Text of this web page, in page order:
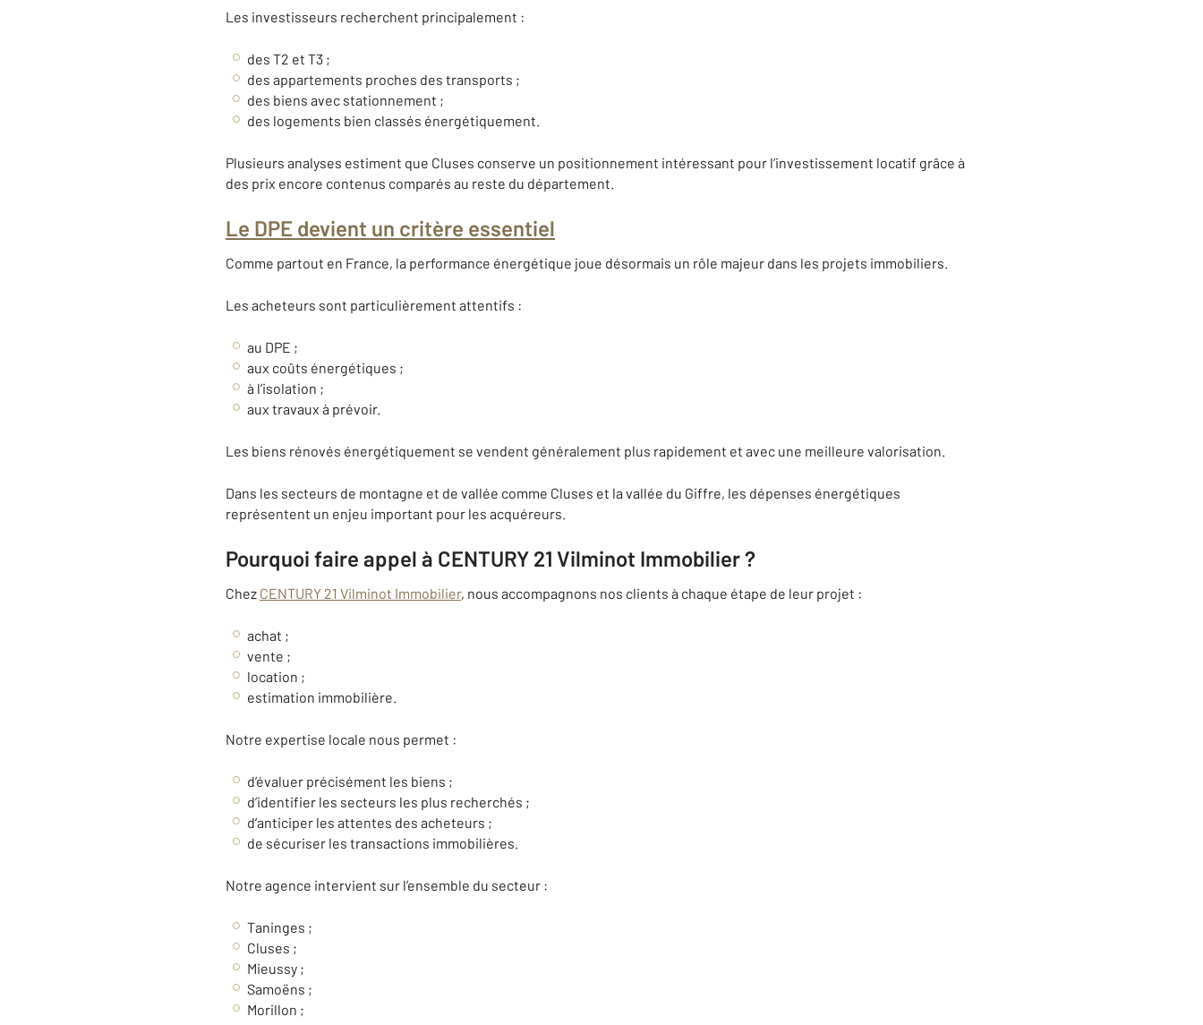
Les investisseurs recherchent principalement :
des T2 et T3 ;
des appartements proches des transports ;
des biens avec stationnement ;
des logements bien classés énergétiquement.
Plusieurs analyses estiment que Cluses conserve un positionnement intéressant pour l’investissement locatif grâce à
des prix encore contenus comparés au reste du département.
Le DPE devient un critère essentiel
Comme partout en France, la performance énergétique joue désormais un rôle majeur dans les projets immobiliers.
Les acheteurs sont particulièrement attentifs :
au DPE ;
aux coûts énergétiques ;
à l’isolation ;
aux travaux à prévoir.
Les biens rénovés énergétiquement se vendent généralement plus rapidement et avec une meilleure valorisation.
Dans les secteurs de montagne et de vallée comme Cluses et la vallée du Giffre, les dépenses énergétiques
représentent un enjeu important pour les acquéreurs.
Pourquoi faire appel à CENTURY 21 Vilminot Immobilier ?
Chez CENTURY 21 Vilminot Immobilier, nous accompagnons nos clients à chaque étape de leur projet :
achat ;
vente ;
location ;
estimation immobilière.
Notre expertise locale nous permet :
d’évaluer précisément les biens ;
d’identifier les secteurs les plus recherchés ;
d’anticiper les attentes des acheteurs ;
de sécuriser les transactions immobilières.
Notre agence intervient sur l’ensemble du secteur :
Taninges ;
Cluses ;
Mieussy ;
Samoëns ;
Morillon ;